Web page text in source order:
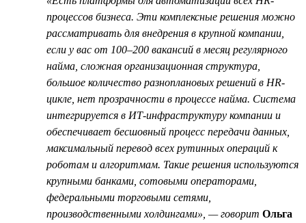
процессов бизнеса. Эти комплексные решения можно
рассматривать для внедрения в крупной компании,
если у вас от 100–200 вакансий в месяц регулярного
найма, сложная организационная структура,
большое количество разноплановых решений в HR-
цикле, нет прозрачности в процессе найма. Система
интегрируется в ИТ-инфраструктуру компании и
обеспечивает бесшовный процесс передачи данных,
максимальный перевод всех рутинных операций к
роботам и алгоритмам. Такие решения используются
крупными банками, сотовыми операторами,
федеральными торговыми сетями,
производственными холдингами», — говорит Ольга